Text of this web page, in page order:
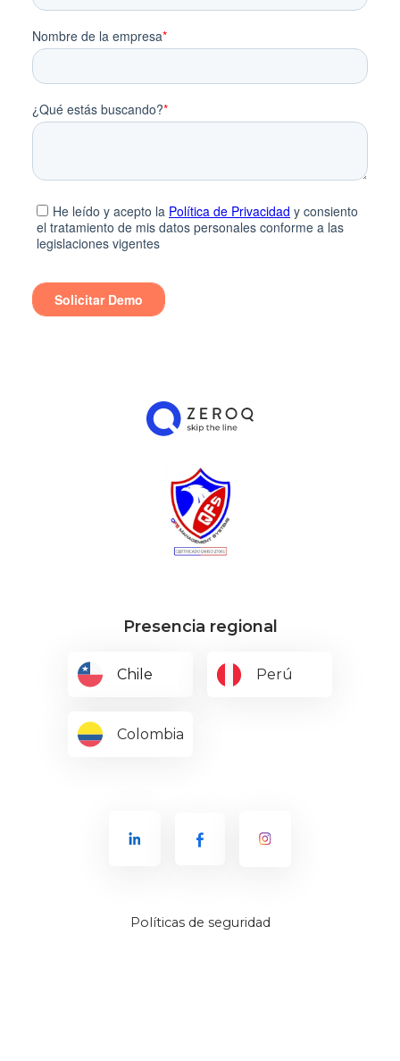
Presencia regional
Chile Perú
Colombia
Políticas de seguridad